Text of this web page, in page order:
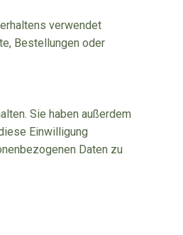
verwendet
Bestellungen oder
Sie haben außerdem
Einwilligung
Daten zu